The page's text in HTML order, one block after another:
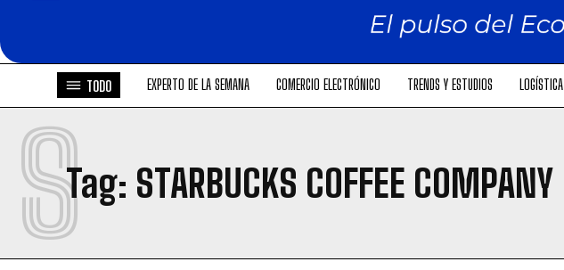
TODO EXPERTO DE LA SEMANA COMERCIO ELECTRÓNICO TRENDS Y ESTUDIOS LOGÍSTICA
Tag: STARBUCKS COFFEE COMPANY
S